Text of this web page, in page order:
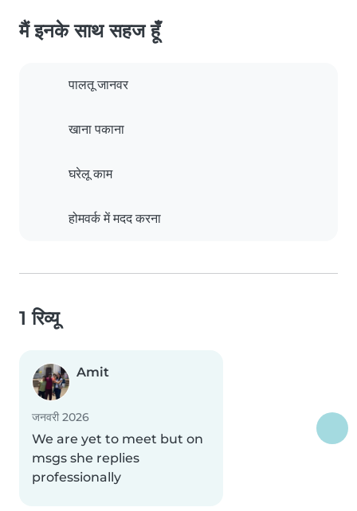
मैं इनके साथ सहज हूँ
पालतू जानवर
खाना पकाना
घरेलू काम
होमवर्क में मदद करना
1 रिव्यू
Amit
जनवरी 2026
We are yet to meet but on
msgs she replies
professionally